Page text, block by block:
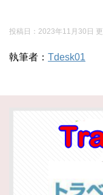
投稿日：2023年11月30日 更
執筆者： Tdesk01